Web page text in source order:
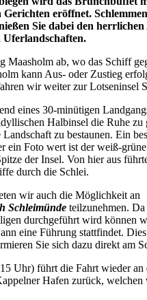
eröffnet.
Sie dabei den
Uferlandschaften.
Maasholm ab, wo das Schiff
kann Aus- oder Zustieg
wir weiter zur Lotseninsel
eines 30-minütigen
Halbinsel die Ruhe zu
zu bestaunen. Ein
ein Foto wert ist der weiß-
der Insel. Von hier aus
durch die Schlei.
wir auch die Möglichkeit an
Schleimünde teilzunehmen. Da
durchgeführt wird können
eine Führung stattfindet.
Sie sich dazu direkt am
Uhr) führt die Fahrt wieder an
Hafen zurück, welchen